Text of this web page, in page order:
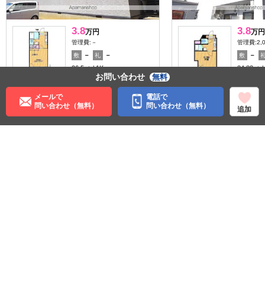
3.8万円
管理費:－
敷 － 礼
－
26.5㎡
1K
バス 西武幼稚園前 徒歩7
分
山形県米沢市城西１丁目
3.8万円
管理費
敷 －
24.83㎡
山形県米
お問い合わせ 無料
メールで
問い合わせ（無料）
電話で
問い合わせ（無料）
追加